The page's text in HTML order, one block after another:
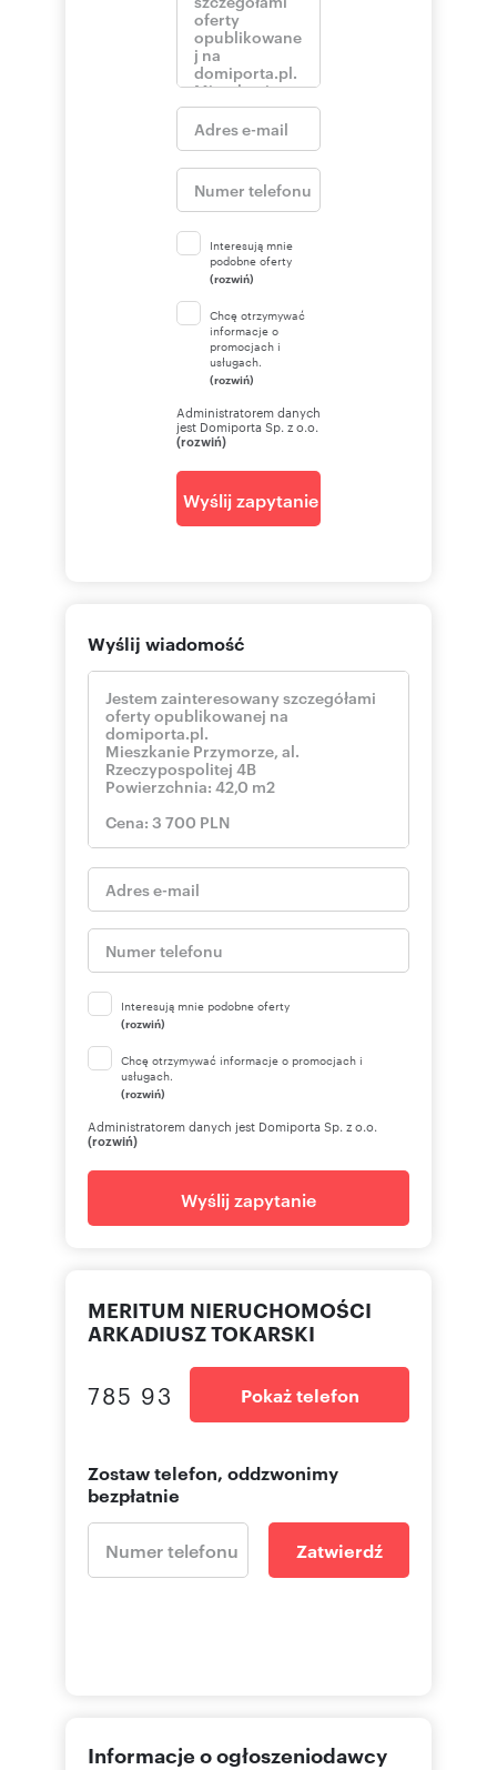
Interesują mnie
podobne oferty
(rozwiń)
Chcę otrzymywać
informacje o
promocjach i
usługach.
(rozwiń)
Administratorem danych
jest Domiporta Sp. z o.o.
(rozwiń)
Wyślij zapytanie
Wyślij wiadomość
Interesują mnie podobne oferty
(rozwiń)
Chcę otrzymywać informacje o promocjach i
usługach.
(rozwiń)
Administratorem danych jest Domiporta Sp. z o.o.
(rozwiń)
Wyślij zapytanie
MERITUM NIERUCHOMOŚCI
ARKADIUSZ TOKARSKI
785 93 Pokaż telefon
Zostaw telefon, oddzwonimy
bezpłatnie
Zatwierdź
Informacje o ogłoszeniodawcy